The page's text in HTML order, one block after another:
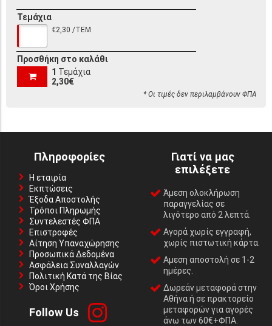
Τεμάχια
€2,30 /ΤΕΜ
Προσθήκη στο καλάθι
1 Τεμάχια
2,30€
* Οι τιμές δεν περιλαμβάνουν ΦΠΑ
Πληροφορίες
Η εταιρία
Εκπτώσεις
Έξοδα Αποστολής
Τρόποι Πληρωμής
Συντελεστές ΦΠΑ
Επιστροφές
Αίτηση Υπαναχώρησης
Προσωπικά Δεδομένα
Ασφάλεια Συναλλαγών
Πολιτική Κατά της Βίας
Όροι Χρήσης
Follow Us
Γιατί να μας
επιλέξετε
Άμεση ολοκλήρωση
παραγγελίας σε
λιγότερο από 2 λεπτά.
Αγορά χωρίς εγγραφή,
χωρίς πιστωτική κάρτα.
Αμεση αποστολή σε 1-2
ημέρες.
Δωρεάν μεταφορά στην
Αθήνα ή σε πρακτορείο
μεταφορών για αγορές
άνω των 60€+ΦΠΑ.